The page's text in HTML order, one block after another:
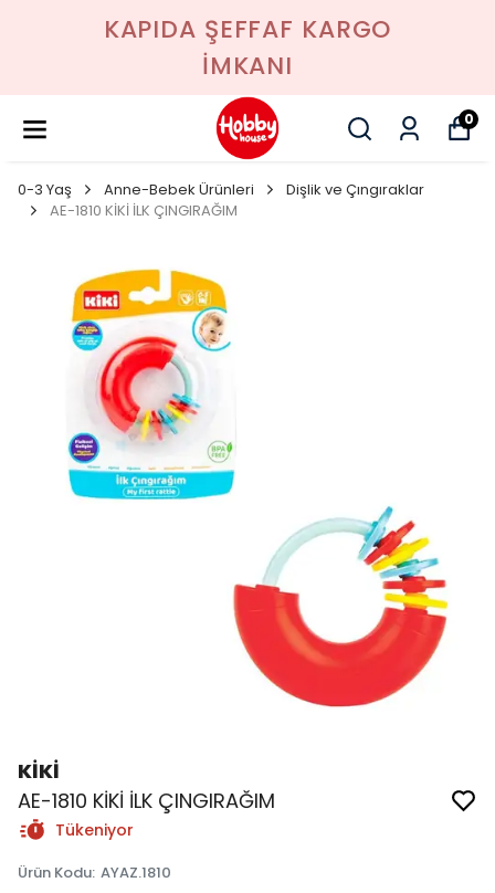
KAPIDA ŞEFFAF KARGO
İMKANI
0
0-3 Yaş Anne-Bebek Ürünleri
Dişlik ve Çıngıraklar
AE-1810 KİKİ İLK ÇINGIRAĞIM
KİKİ
AE-1810 KİKİ İLK ÇINGIRAĞIM
Tükeniyor
Ürün Kodu: AYAZ.1810